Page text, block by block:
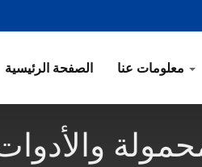
الصفحة الرئيسية
والأدوات